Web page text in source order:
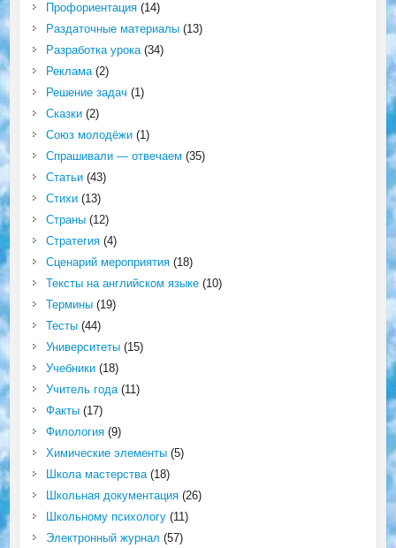
Профориентация(14)
Раздаточные материалы(13)
Разработка урока(34)
Реклама(2)
Решение задач (1)
Сказки(2)
Союз молодёжи(1)
Спрашивали — отвечаем (35)
Статьи(43)
Стихи(13)
Страны(12)
Стратегия(4)
Сценарий мероприятия(18)
Тексты на английском языке(10)
Термины(19)
Тесты(44)
Университеты(15)
Учебники(18)
Учитель года(11)
Факты(17)
Филология(9)
Химические элементы(5)
Школа мастерства(18)
Школьная документация(26)
Школьному психологу(11)
Электронный журнал (57)